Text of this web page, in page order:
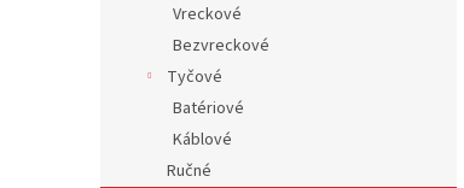
Vreckové
Bezvreckové
Tyčové
Batériové
Káblové
Ručné